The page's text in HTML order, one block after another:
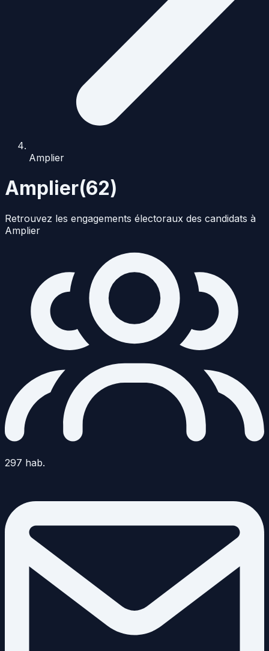
Amplier
Amplier(62)
Retrouvez les engagements électoraux des candidats à
Amplier
297 hab.